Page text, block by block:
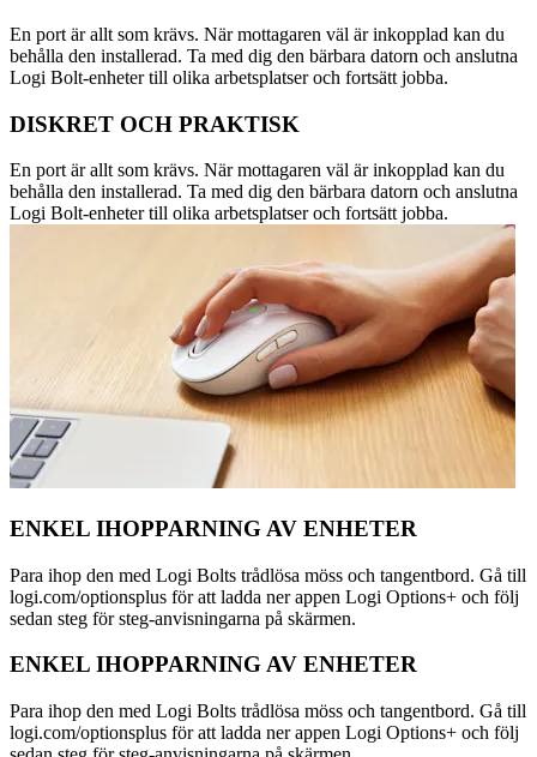
En port är allt som krävs. När mottagaren väl är inkopplad kan du
behålla den installerad. Ta med dig den bärbara datorn och anslutna
Logi Bolt-enheter till olika arbetsplatser och fortsätt jobba.
DISKRET OCH PRAKTISK
En port är allt som krävs. När mottagaren väl är inkopplad kan du
behålla den installerad. Ta med dig den bärbara datorn och anslutna
Logi Bolt-enheter till olika arbetsplatser och fortsätt jobba.
ENKEL IHOPPARNING AV ENHETER
Para ihop den med Logi Bolts trådlösa möss och tangentbord. Gå till
logi.com/optionsplus för att ladda ner appen Logi Options+ och följ
sedan steg för steg-anvisningarna på skärmen.
ENKEL IHOPPARNING AV ENHETER
Para ihop den med Logi Bolts trådlösa möss och tangentbord. Gå till
logi.com/optionsplus för att ladda ner appen Logi Options+ och följ